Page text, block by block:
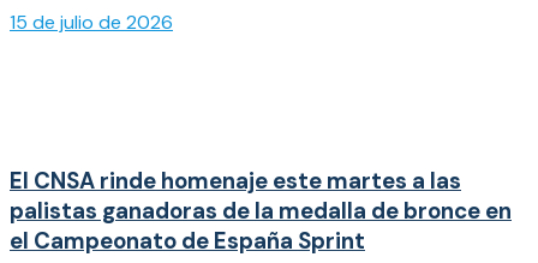
15 de julio de 2026
El CNSA rinde homenaje este martes a las
palistas ganadoras de la medalla de bronce en
el Campeonato de España Sprint